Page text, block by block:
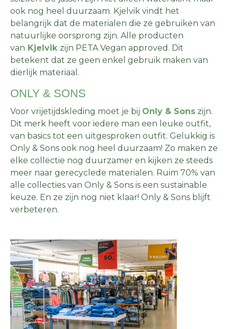
ook nog heel duurzaam. Kjelvik vindt het
belangrijk dat de materialen die ze gebruiken van
natuurlijke oorsprong zijn. Alle producten
van Kjelvik zijn PETA Vegan approved. Dit
betekent dat ze geen enkel gebruik maken van
dierlijk materiaal.
ONLY & SONS
Voor vrijetijdskleding moet je bij Only & Sons zijn.
Dit merk heeft voor iedere man een leuke outfit,
van basics tot een uitgesproken outfit. Gelukkig is
Only & Sons ook nog heel duurzaam! Zo maken ze
elke collectie nog duurzamer en kijken ze steeds
meer naar gerecyclede materialen. Ruim 70% van
alle collecties van Only & Sons is een sustainable
keuze. En ze zijn nog niet klaar! Only & Sons blijft
verbeteren.